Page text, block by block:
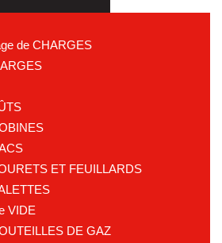
de CHARGES
ET FEUILLARDS
VIDE
DE GAZ